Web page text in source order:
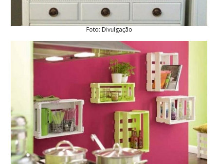
Foto: Divulgação